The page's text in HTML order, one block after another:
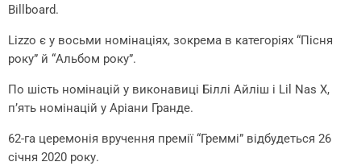
Billboard.
Lizzo є у восьми номінаціях, зокрема в категоріях “Пісня
року” й “Альбом року”.
По шість номінацій у виконавиці Біллі Айліш і Lil Nas X,
п’ять номінацій у Аріани Гранде.
62-га церемонія вручення премії “Греммі” відбудеться 26
січня 2020 року.